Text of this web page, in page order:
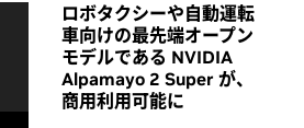
ロボタクシーや自動運転
車向けの最先端オープン
モデルである NVIDIA
Alpamayo 2 Super が、
商用利用可能に